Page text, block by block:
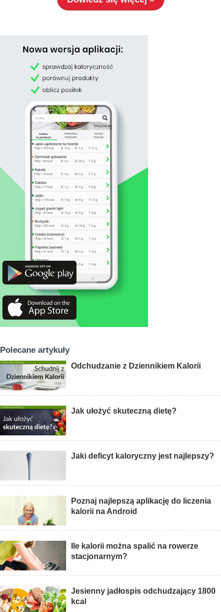
Polecane artykuły
Odchudzanie z Dziennikiem Kalorii
Jak ułożyć skuteczną dietę?
Jaki deficyt kaloryczny jest najlepszy?
Poznaj najlepszą aplikację do liczenia
kalorii na Android
Ile kalorii można spalić na rowerze
stacjonarnym?
Jesienny jadłospis odchudzający 1800
kcal